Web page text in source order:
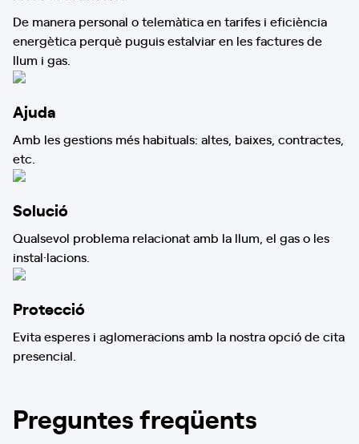
De manera personal o telemàtica en tarifes i eficiència
energètica perquè puguis estalviar en les factures de
llum i gas.
Ajuda
Amb les gestions més habituals: altes, baixes, contractes,
etc.
Solució
Qualsevol problema relacionat amb la llum, el gas o les
instal·lacions.
Protecció
Evita esperes i aglomeracions amb la nostra opció de cita
presencial.
Preguntes freqüents